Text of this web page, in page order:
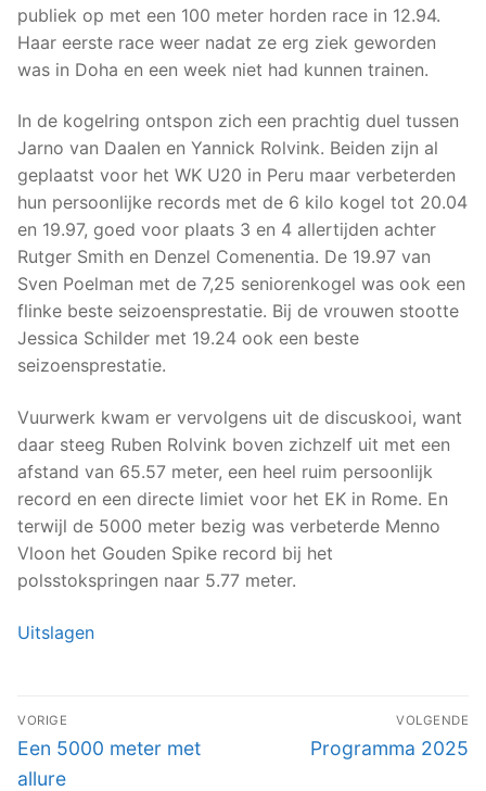
publiek op met een 100 meter horden race in 12.94.
Haar eerste race weer nadat ze erg ziek geworden
was in Doha en een week niet had kunnen trainen.
In de kogelring ontspon zich een prachtig duel tussen
Jarno van Daalen en Yannick Rolvink. Beiden zijn al
geplaatst voor het WK U20 in Peru maar verbeterden
hun persoonlijke records met de 6 kilo kogel tot 20.04
en 19.97, goed voor plaats 3 en 4 allertijden achter
Rutger Smith en Denzel Comenentia. De 19.97 van
Sven Poelman met de 7,25 seniorenkogel was ook een
flinke beste seizoensprestatie. Bij de vrouwen stootte
Jessica Schilder met 19.24 ook een beste
seizoensprestatie.
Vuurwerk kwam er vervolgens uit de discuskooi, want
daar steeg Ruben Rolvink boven zichzelf uit met een
afstand van 65.57 meter, een heel ruim persoonlijk
record en een directe limiet voor het EK in Rome. En
terwijl de 5000 meter bezig was verbeterde Menno
Vloon het Gouden Spike record bij het
polsstokspringen naar 5.77 meter.
Uitslagen
BERICHT
NAVIGATIE
VORIGE
Vorig
bericht:
Een 5000 meter met
allure
VOLGENDE
Volgend
Programma 2025